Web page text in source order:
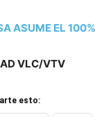
ASUME EL
VLC/VTV
esto: